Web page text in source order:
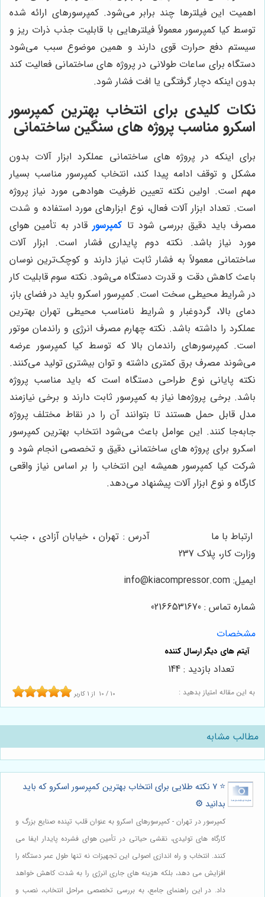
اهمیت این فیلترها چند برابر می‌شود. کمپرسورهای ارائه شده
توسط کیا کمپرسور معمولاً فیلترهایی با قابلیت جذب ذرات ریز و
سیستم دفع حرارت قوی دارند و همین موضوع سبب می‌شود
دستگاه برای ساعات طولانی در پروژه های ساختمانی فعالیت کند
بدون اینکه دچار گرفتگی یا افت فشار شود.
نکات کلیدی برای انتخاب بهترین کمپرسور
اسکرو مناسب پروژه های سنگین ساختمانی
برای اینکه در پروژه های ساختمانی عملکرد ابزار آلات بدون
مشکل و توقف ادامه پیدا کند، انتخاب کمپرسور مناسب بسیار
مهم است. اولین نکته تعیین ظرفیت هوادهی مورد نیاز پروژه
است. تعداد ابزار آلات فعال، نوع ابزارهای مورد استفاده و شدت
مصرف باید دقیق بررسی شود تا کمپرسورقادر به تأمین هوای
مورد نیاز باشد. نکته دوم پایداری فشار است. ابزار آلات
ساختمانی معمولاً به فشار ثابت نیاز دارند و کوچک‌ترین نوسان
باعث کاهش دقت و قدرت دستگاه می‌شود. نکته سوم قابلیت کار
در شرایط محیطی سخت است. کمپرسور اسکرو باید در فضای باز،
دمای بالا، گردوغبار و شرایط نامناسب محیطی تهران بهترین
عملکرد را داشته باشد. نکته چهارم مصرف انرژی و راندمان موتور
است. کمپرسورهای راندمان بالا که توسط کیا کمپرسور عرضه
می‌شوند مصرف برق کمتری داشته و توان بیشتری تولید می‌کنند.
نکته پایانی نوع طراحی دستگاه است که باید مناسب پروژه
باشد. برخی پروژه‌ها نیاز به کمپرسور ثابت دارند و برخی نیازمند
مدل قابل حمل هستند تا بتوانند آن را در نقاط مختلف پروژه
جابه‌جا کنند. این عوامل باعث می‌شود انتخاب بهترین کمپرسور
اسکرو برای پروژه های ساختمانی دقیق و تخصصی انجام شود و
شرکت کیا کمپرسور همیشه این انتخاب را بر اساس نیاز واقعی
کارگاه و نوع ابزار آلات پیشنهاد می‌دهد.
ارتباط با ما
آدرس : تهران ، خیابان آزادی ، جنب
وزارت کار، پلاک 237
ایمیل: info@kiacompressor.com
شماره تماس :
02166531670
مشخصات
به این مقاله امتیاز بدهید : 10 / 10 از 1 کاربر
تعداد بازدید : 144
مطالب مشابه
⭐️ ۷ نکته طلایی برای انتخاب بهترین کمپرسور اسکرو که باید
بدانید ⚙️
کمپرسور در تهران - کمپرسورهای اسکرو به عنوان قلب تپنده صنایع بزرگ و
کارگاه های تولیدی، نقشی حیاتی در تأمین هوای فشرده پایدار ایفا می
کنند. انتخاب و راه اندازی اصولی این تجهیزات نه تنها طول عمر دستگاه را
افزایش می دهد، بلکه هزینه های جاری انرژی را به شدت کاهش خواهد
داد. در این راهنمای جامع، به بررسی تخصصی مراحل انتخاب، نصب و